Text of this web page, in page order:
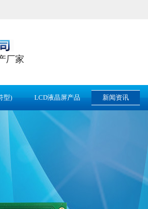
厂家
型) LCD液晶屏产品 新闻资讯